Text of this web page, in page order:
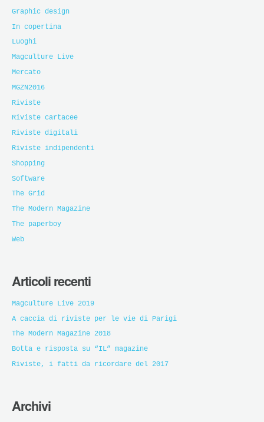
Graphic design
In copertina
Luoghi
Magculture Live
Mercato
MGZN2016
Riviste
Riviste cartacee
Riviste digitali
Riviste indipendenti
Shopping
Software
The Grid
The Modern Magazine
The paperboy
Web
Articoli recenti
Magculture Live 2019
A caccia di riviste per le vie di Parigi
The Modern Magazine 2018
Botta e risposta su “IL” magazine
Riviste, i fatti da ricordare del 2017
Archivi